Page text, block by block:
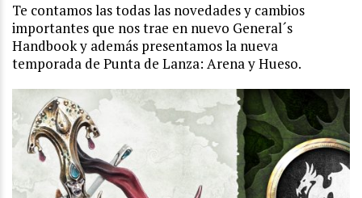
Te contamos las todas las novedades y cambios
importantes que nos trae en nuevo General´s
Handbook y además presentamos la nueva
temporada de Punta de Lanza: Arena y Hueso.